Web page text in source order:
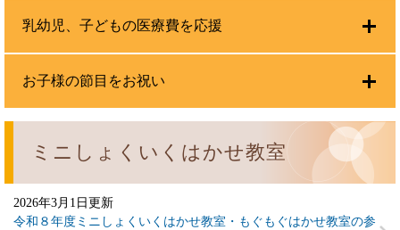
ミニしょくいくはかせ教室
2026年3月1日更新
令和８年度ミニしょくいくはかせ教室・もぐもぐはかせ教室の参
乳幼児、子どもの医療費を応援
お子様の節目をお祝い